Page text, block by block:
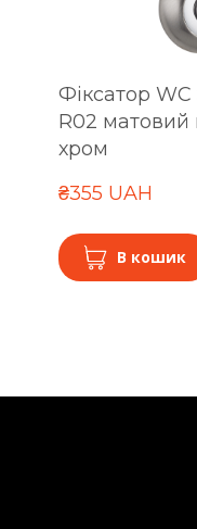
Фіксатор WC
R02 матовий
хром
₴355 UAH
В кошик